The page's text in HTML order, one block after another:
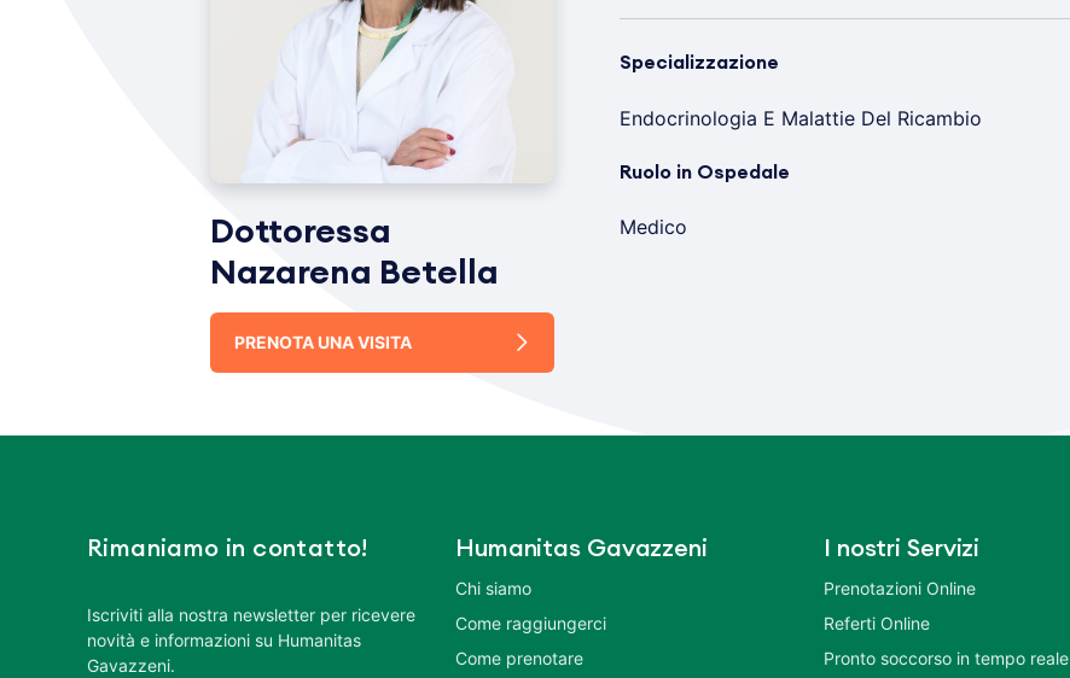
Dottoressa
Nazarena Betella
PRENOTA UNA VISITA
Specializzazione
Endocrinologia E Malattie Del Ricambio
Ruolo in Ospedale
Medico
Rimaniamo in contatto!
Iscriviti alla nostra newsletter per ricevere
novità e informazioni su Humanitas
Gavazzeni.
Humanitas Gavazzeni
Chi siamo
Come raggiungerci
Come prenotare
I nostri Servizi
Prenotazioni Online
Referti Online
Pronto soccorso in tempo reale